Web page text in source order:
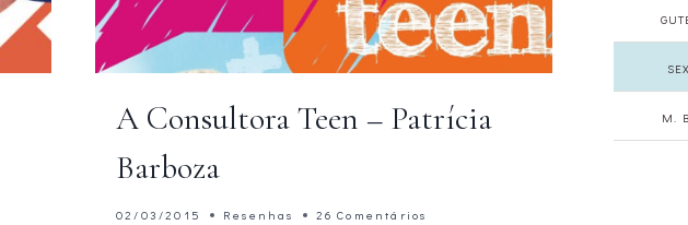
A Consultora Teen – Patrícia
Barboza
02/03/2015 Resenhas 26 Comentários
M.